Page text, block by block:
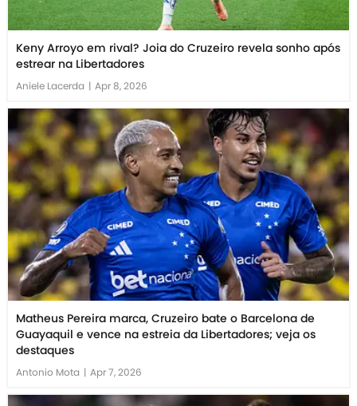
Keny Arroyo em rival? Joia do Cruzeiro revela sonho após
estrear na Libertadores
Aniele Lacerda | Apr 8, 2026
Matheus Pereira marca, Cruzeiro bate o Barcelona de
Guayaquil e vence na estreia da Libertadores; veja os
destaques
Antonio Mota | Apr 7, 2026